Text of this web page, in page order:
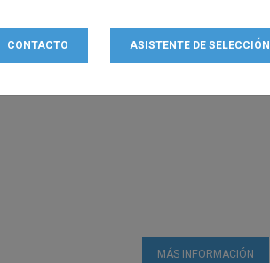
CONTACTO ASISTENTE DE SELECCIÓN
MÁS INFORMACIÓN